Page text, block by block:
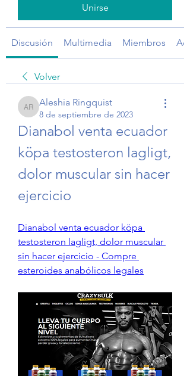
Unirse
Discusión Multimedia Miembros
Volver
Aleshia Ringquist
Aleshia Ringquist
8 de septiembre de 2023
Dianabol venta ecuador
köpa testosteron lagligt,
dolor muscular sin hacer
ejercicio
Dianabol venta ecuador köpa
testosteron lagligt, dolor muscular
sin hacer ejercicio - Compre
esteroides anabólicos legales